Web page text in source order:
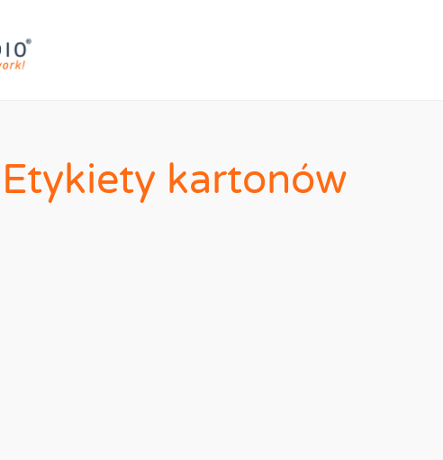
Etykiety kartonów